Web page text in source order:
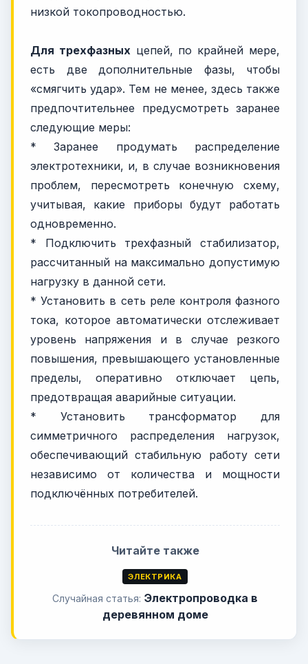
низкой токопроводностью.
Для трехфазных цепей, по крайней мере,
есть две дополнительные фазы, чтобы
«смягчить удар». Тем не менее, здесь также
предпочтительнее предусмотреть заранее
следующие меры:
* Заранее продумать распределение
электротехники, и, в случае возникновения
проблем, пересмотреть конечную схему,
учитывая, какие приборы будут работать
одновременно.
* Подключить трехфазный стабилизатор,
рассчитанный на максимально допустимую
нагрузку в данной сети.
* Установить в сеть реле контроля фазного
тока, которое автоматически отслеживает
уровень напряжения и в случае резкого
повышения, превышающего установленные
пределы, оперативно отключает цепь,
предотвращая аварийные ситуации.
* Установить трансформатор для
симметричного распределения нагрузок,
обеспечивающий стабильную работу сети
независимо от количества и мощности
подключённых потребителей.
Читайте также
ЭЛЕКТРИКА
Случайная статья: Электропроводка в
деревянном доме